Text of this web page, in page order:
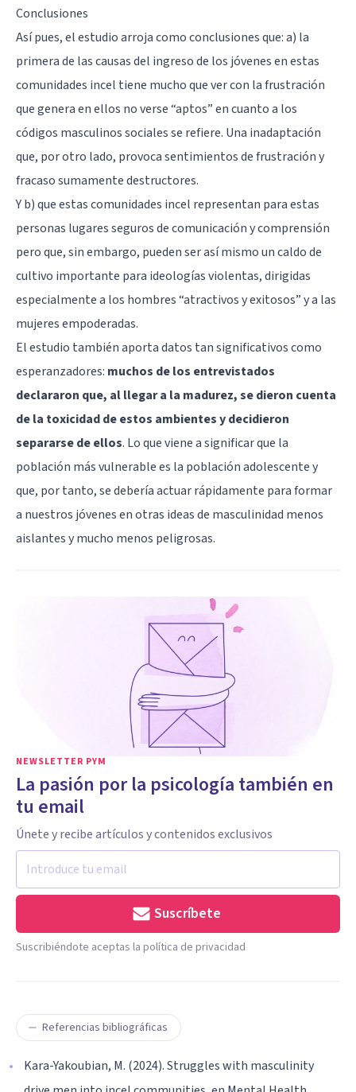
Conclusiones
Así pues, el estudio arroja como conclusiones que: a) la
primera de las causas del ingreso de los jóvenes en estas
comunidades incel tiene mucho que ver con la frustración
que genera en ellos no verse “aptos” en cuanto a los
códigos masculinos sociales se refiere. Una inadaptación
que, por otro lado, provoca sentimientos de frustración y
fracaso sumamente destructores.
Y b) que estas comunidades incel representan para estas
personas lugares seguros de comunicación y comprensión
pero que, sin embargo, pueden ser así mismo un caldo de
cultivo importante para ideologías violentas, dirigidas
especialmente a los hombres “atractivos y exitosos” y a las
mujeres empoderadas.
El estudio también aporta datos tan significativos como
esperanzadores: muchos de los entrevistados
declararon que, al llegar a la madurez, se dieron cuenta
de la toxicidad de estos ambientes y decidieron
separarse de ellos. Lo que viene a significar que la
población más vulnerable es la población adolescente y
que, por tanto, se debería actuar rápidamente para formar
a nuestros jóvenes en otras ideas de masculinidad menos
aislantes y mucho menos peligrosas.
NEWSLETTER PYM
La pasión por la psicología también en
tu email
Únete y recibe artículos y contenidos exclusivos
Suscríbete
Suscribiéndote aceptas la política de privacidad
Referencias bibliográficas
Kara-Yakoubian, M. (2024). Struggles with masculinity